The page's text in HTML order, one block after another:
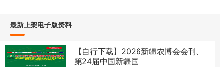
最新上架电子版资料
【自行下载】2026新疆农博会会刊、
第24届中国新疆国